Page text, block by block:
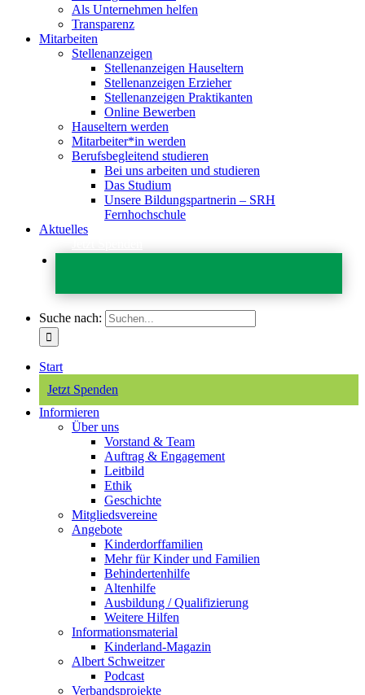
Als Unternehmen helfen
Transparenz
Mitarbeiten
Stellenanzeigen
Stellenanzeigen Hauseltern
Stellenanzeigen Erzieher
Stellenanzeigen Praktikanten
Online Bewerben
Hauseltern werden
Mitarbeiter*in werden
Berufsbegleitend studieren
Bei uns arbeiten und studieren
Das Studium
Unsere Bildungspartnerin – SRH
Fernhochschule
Aktuelles
Suche nach:
Start
Jetzt Spenden
Informieren
Über uns
Vorstand & Team
Auftrag & Engagement
Leitbild
Ethik
Geschichte
Mitgliedsvereine
Angebote
Kinderdorffamilien
Mehr für Kinder und Familien
Behindertenhilfe
Altenhilfe
Ausbildung / Qualifizierung
Weitere Hilfen
Informationsmaterial
Kinderland-Magazin
Albert Schweitzer
Podcast
Verbandsprojekte